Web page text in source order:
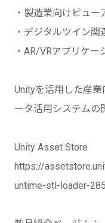
・製造業向けビュー
・デジタルツイン関
・AR/VRアプリケー
Unityを活用した産
ータ活用システムの
Unity Asset Store
https://
untime-stl-loader-